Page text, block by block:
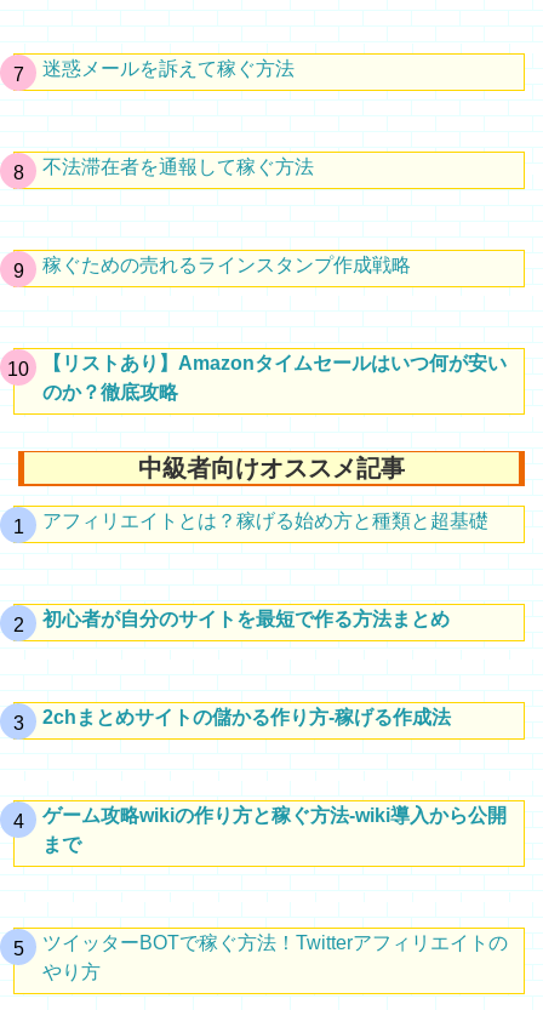
迷惑メールを訴えて稼ぐ方法
不法滞在者を通報して稼ぐ方法
稼ぐための売れるラインスタンプ作成戦略
【リストあり】Amazonタイムセールはいつ何が安い
のか？徹底攻略
中級者向けオススメ記事
アフィリエイトとは？稼げる始め方と種類と超基礎
初心者が自分のサイトを最短で作る方法まとめ
2chまとめサイトの儲かる作り方-稼げる作成法
ゲーム攻略wikiの作り方と稼ぐ方法-wiki導入から公開
まで
ツイッターBOTで稼ぐ方法！Twitterアフィリエイトの
やり方